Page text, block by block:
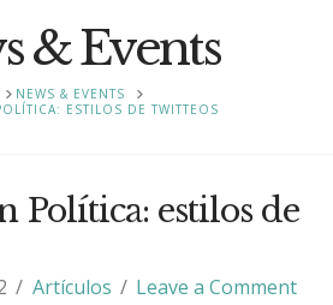
& Events
HOMENEWS & EVENTS
ESTILOS DE TWITTEOS
Política: estilos de
Artículos Leave a Comment